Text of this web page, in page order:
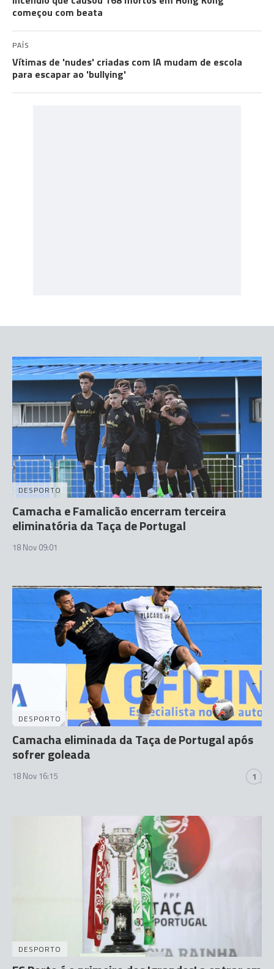
começou com beata
PAÍS
Vítimas de 'nudes' criadas com IA mudam de escola
para escapar ao 'bullying'
DESPORTO
Camacha e Famalicão encerram terceira
eliminatória da Taça de Portugal
18 Nov 09:01
DESPORTO
Camacha eliminada da Taça de Portugal após
sofrer goleada
18 Nov 16:15 1
DESPORTO